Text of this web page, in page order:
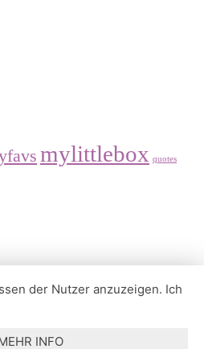
mylittlebox quotes
der Nutzer anzuzeigen. Ich
INFO